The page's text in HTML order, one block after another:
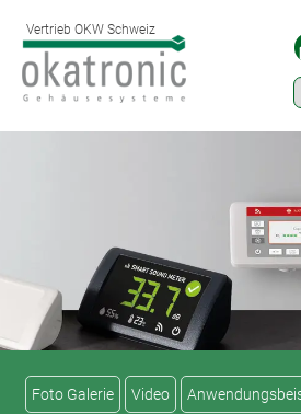
Vertrieb OKW Schweiz
Foto Galerie Video